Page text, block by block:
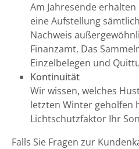
Am Jahresende
eine Aufstellung
Nachweis
Finanzamt. Das
Einzelbelegen und
Kontinuität
Wir wissen, welches
letzten Winter geholfen
Lichtschutzfaktor Ihr
Falls Sie Fragen zur